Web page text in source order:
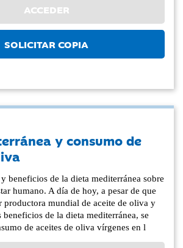
ACCEDER
SOLICITAR COPIA
y consumo de
beneficios de la dieta mediterránea sobre
humano. A día de hoy, a pesar de que
productora mundial de aceite de oliva y
beneficios de la dieta mediterránea, se
de aceites de oliva vírgenes en l